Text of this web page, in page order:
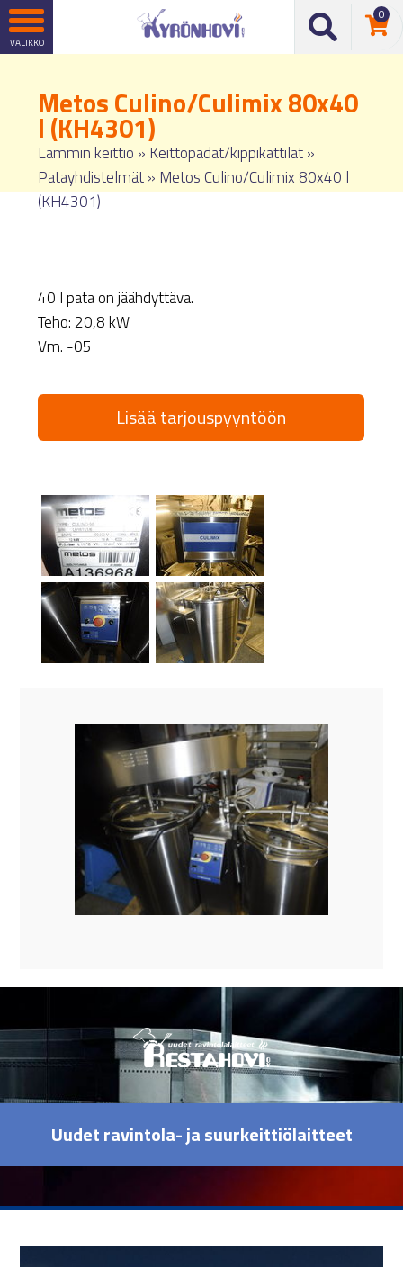
0
Metos Culino/Culimix 80x40
l (KH4301)
Lämmin keittiö » Keittopadat/kippikattilat»
Patayhdistelmät» Metos Culino/Culimix 80x40 l
(KH4301)
40 l pata on jäähdyttäva.
Teho: 20,8 kW
Vm. -05
Lisää tarjouspyyntöön
Uudet ravintola- ja suurkeittiölaitteet